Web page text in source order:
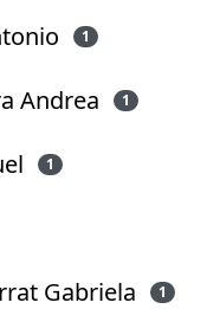
1
Andrea 1
1
Gabriela 1